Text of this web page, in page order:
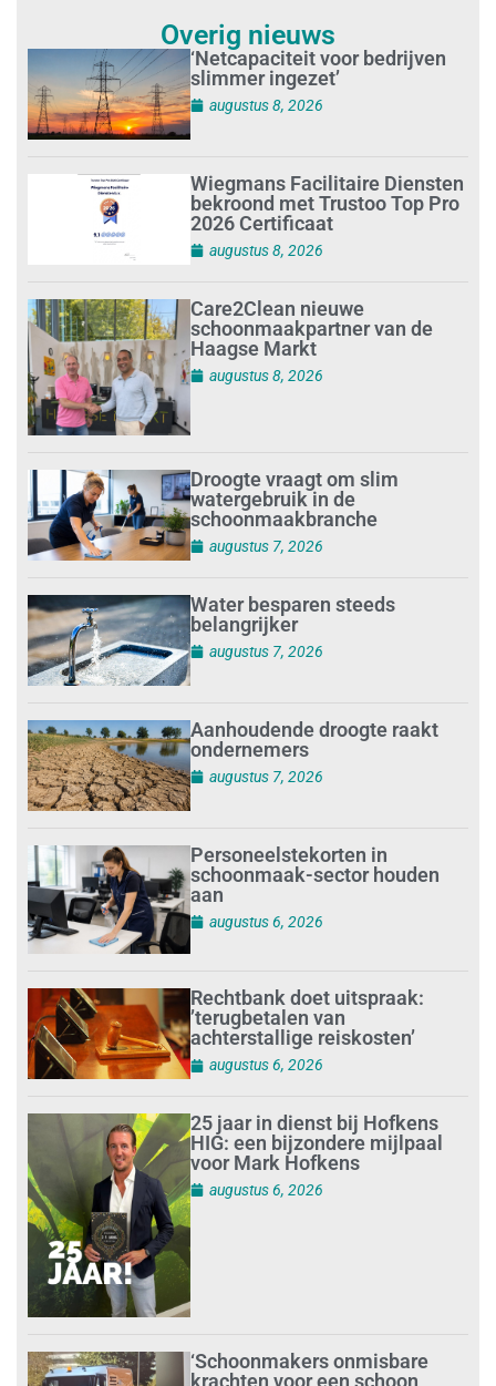
Overig nieuws
‘Netcapaciteit voor bedrijven
slimmer ingezet’
augustus 8, 2026
Wiegmans Facilitaire Diensten
bekroond met Trustoo Top Pro
2026 Certificaat
augustus 8, 2026
Care2Clean nieuwe
schoonmaakpartner van de
Haagse Markt
augustus 8, 2026
Droogte vraagt om slim
watergebruik in de
schoonmaakbranche
augustus 7, 2026
Water besparen steeds
belangrijker
augustus 7, 2026
Aanhoudende droogte raakt
ondernemers
augustus 7, 2026
Personeelstekorten in
schoonmaak-sector houden
aan
augustus 6, 2026
Rechtbank doet uitspraak:
’terugbetalen van
achterstallige reiskosten’
augustus 6, 2026
25 jaar in dienst bij Hofkens
HIG: een bijzondere mijlpaal
voor Mark Hofkens
augustus 6, 2026
‘Schoonmakers onmisbare
krachten voor een schoon